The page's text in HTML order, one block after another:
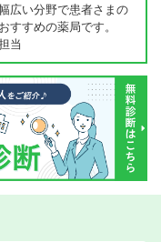
広い分野で患者さまの
すすめの薬局です。
当